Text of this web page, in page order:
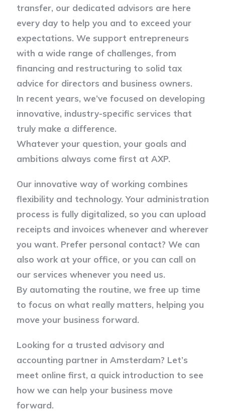
transfer, our dedicated advisors are here
every day to help you and to exceed your
expectations. We support entrepreneurs
with a wide range of challenges, from
financing and restructuring to solid tax
advice for directors and business owners.
In recent years, we’ve focused on developing
innovative, industry-specific services that
truly make a difference.
Whatever your question, your goals and
ambitions always come first at AXP.
Our innovative way of working combines
flexibility and technology. Your administration
process is fully digitalized, so you can upload
receipts and invoices whenever and wherever
you want. Prefer personal contact? We can
also work at your office, or you can call on
our services whenever you need us.
By automating the routine, we free up time
to focus on what really matters, helping you
move your business forward.
Looking for a trusted advisory and
accounting partner in Amsterdam? Let’s
meet online first, a quick introduction to see
how we can help your business move
forward.